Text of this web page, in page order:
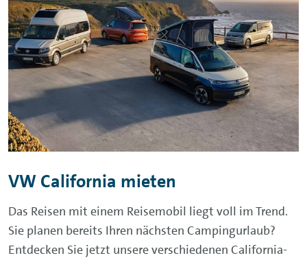
VW California mieten
Das Reisen mit einem Reisemobil liegt voll im Trend.
Sie planen bereits Ihren nächsten Campingurlaub?
Entdecken Sie jetzt unsere verschiedenen California-